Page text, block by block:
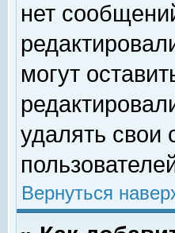
нет
могут
удалять свои
Вернуться